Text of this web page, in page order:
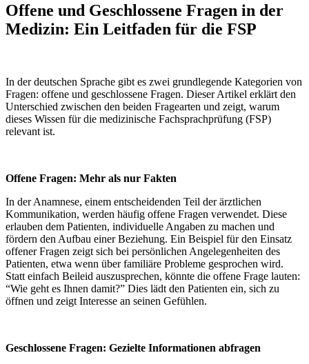
Offene und Geschlossene Fragen in der
Medizin: Ein Leitfaden für die FSP
In der deutschen Sprache gibt es zwei grundlegende Kategorien von
Fragen: offene und geschlossene Fragen. Dieser Artikel erklärt den
Unterschied zwischen den beiden Fragearten und zeigt, warum
dieses Wissen für die medizinische Fachsprachprüfung (FSP)
relevant ist.
Offene Fragen: Mehr als nur Fakten
In der Anamnese, einem entscheidenden Teil der ärztlichen
Kommunikation, werden häufig offene Fragen verwendet. Diese
erlauben dem Patienten, individuelle Angaben zu machen und
fördern den Aufbau einer Beziehung. Ein Beispiel für den Einsatz
offener Fragen zeigt sich bei persönlichen Angelegenheiten des
Patienten, etwa wenn über familiäre Probleme gesprochen wird.
Statt einfach Beileid auszusprechen, könnte die offene Frage lauten:
“Wie geht es Ihnen damit?” Dies lädt den Patienten ein, sich zu
öffnen und zeigt Interesse an seinen Gefühlen.
Geschlossene Fragen: Gezielte Informationen abfragen